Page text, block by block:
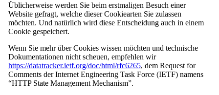
Üblicherweise werden Sie beim erstmaligen Besuch einer
Website gefragt, welche dieser Cookiearten Sie zulassen
möchten. Und natürlich wird diese Entscheidung auch in einem
Cookie gespeichert.
Wenn Sie mehr über Cookies wissen möchten und technische
Dokumentationen nicht scheuen, empfehlen wir
https://datatracker.ietf.org/doc/html/rfc6265, dem Request for
Comments der Internet Engineering Task Force (IETF) namens
“HTTP State Management Mechanism”.